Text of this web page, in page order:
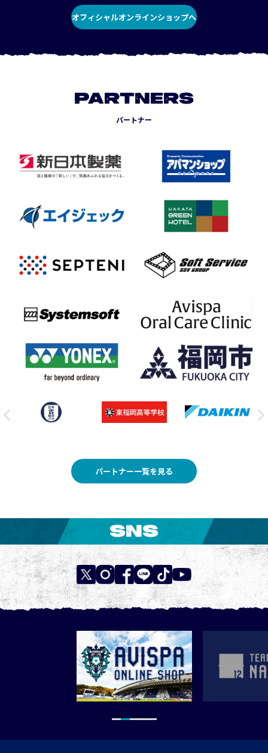
オフィシャルオンラインショップへ
PARTNERS
パートナー
パートナー一覧を見る
SNS